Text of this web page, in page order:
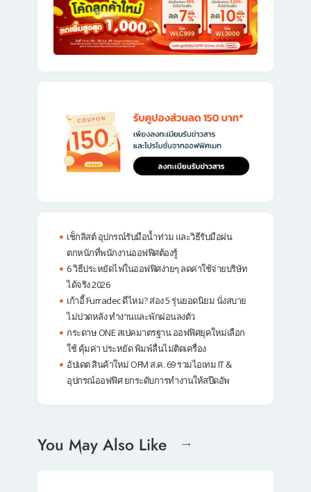
เช็กลิสต์ อุปกรณ์รับมือน้ำท่วม และวิธีรับมือฝน
ตกหนักที่พนักงานออฟฟิศต้องรู้
6 วิธีประหยัดไฟในออฟฟิศง่ายๆ ลดค่าใช้จ่ายบริษัท
ได้จริง 2026
เก้าอี้ Furradec ดีไหม? ส่อง 5 รุ่นยอดนิยม นั่งสบาย
ไม่ปวดหลัง ทำงานและพักผ่อนลงตัว
กระดาษ ONE สเปคมาตรฐาน ออฟฟิศยุคใหม่เลือก
ใช้ คุ้มค่า ประหยัด พิมพ์ลื่นไม่ติดเครื่อง
อัปเดต สินค้าใหม่ OFM ส.ค. 69 รวมไอเทม IT &
อุปกรณ์ออฟฟิศ ยกระดับการทำงานให้สปีดอัพ
You May Also Like